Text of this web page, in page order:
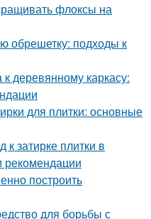
флоксы на
обрешетку: подходы к
деревянному каркасу:
для плитки: основные
затирке плитки в
построить
для борьбы с